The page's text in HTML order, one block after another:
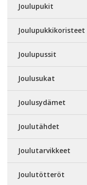
Joulupukit
Joulupukkikoristeet
Joulupussit
Joulusukat
Joulusydämet
Joulutähdet
Joulutarvikkeet
Joulutötteröt